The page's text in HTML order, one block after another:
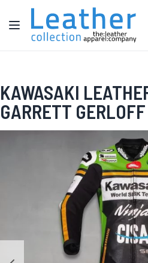
Hopp til innhold
Toggle Nav
KAWASAKI
GARRETT